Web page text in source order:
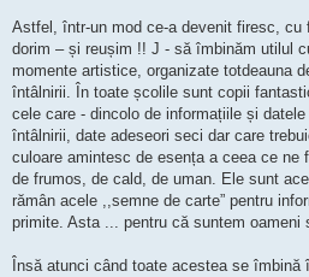
Astfel, într-un mod ce-a devenit firesc, cu
dorim – și reușim !! J - să îmbinăm utilul
momente artistice, organizate totdeauna
întâlnirii. În toate școlile sunt copii
cele care - dincolo de informațiile și
întâlnirii, date adeseori seci dar care
culoare amintesc de esența a ceea ce ne
de frumos, de cald, de uman. Ele sunt
rămân acele ,,semne de carte” pentru
primite. Asta ... pentru că suntem oameni
Însă atunci când toate acestea se